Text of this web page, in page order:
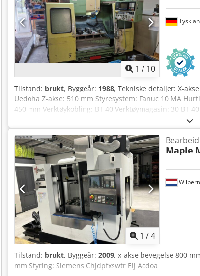
1 / 10
Tilstand: brukt, Byggeår: 1988, Tekniske detaljer: X-
Uedoha Z-akse: 510 mm Styresystem: Fanuc 10 MA
450 mm Verktøykobling: BT 40 Verktøymagasin: 30 BT
8 kg Driftseffekt: 7,5/5,5 kW Hastighetsområde: 6000
spånetransportører, utløp bakover Det tilbys en
Mori Seiki-maskinen er fortsatt svært presis. Alle
verktøyhoder, bor, gjengebor, skrustikker osv. følger
utstyr. Eksisterende ordre kan også overtas. Et svært
1 /4
Maple
Tilstand: brukt, Byggeår: 2009, x-akse bevegelse 800
mm Styring: Siemens Chjdpfxswtr Elj Acdoa